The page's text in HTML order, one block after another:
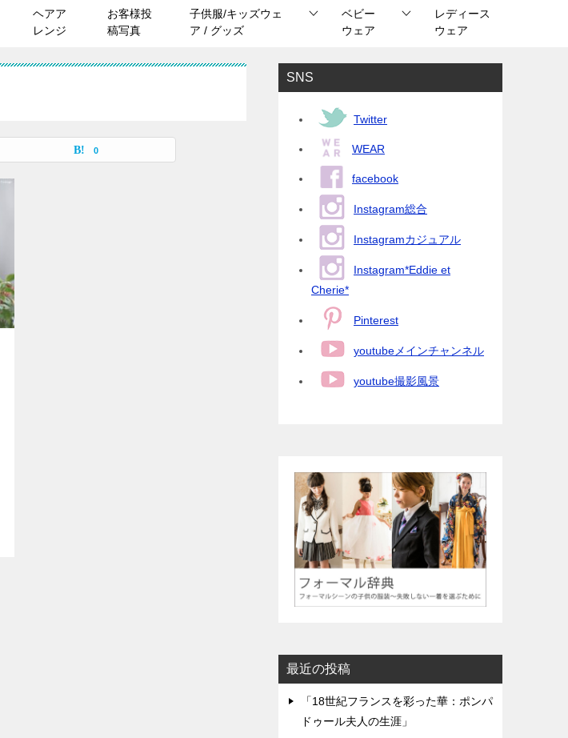
ヘアア
レンジ
お客様投
稿写真
子供服/キッズウェ
ア / グッズ
ベビー
ウェア
レディース
ウェア
0
SNS
Twitter
WEAR
facebook
Instagram総合
Instagramカジュアル
Instagram*Eddie et
Cherie*
Pinterest
youtubeメインチャンネル
youtube撮影風景
最近の投稿
「18世紀フランスを彩った華：ポンパ
ドゥール夫人の生涯」